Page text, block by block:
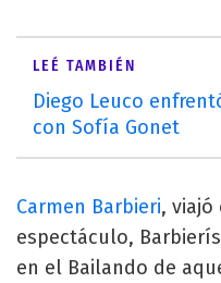
LEÉ TAMBIÉN
Diego Leuco
con Sofía Gonet
Carmen Barbieri, viajó
espectáculo,
en el Bailando de